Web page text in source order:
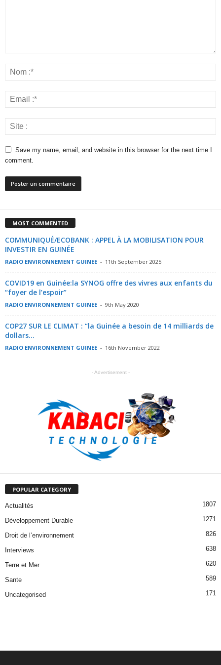
Save my name, email, and website in this browser for the next time I
comment.
MOST COMMENTED
COMMUNIQUÉ/ECOBANK : APPEL À LA MOBILISATION POUR
INVESTIR EN GUINÉE
RADIO ENVIRONNEMENT GUINEE - 11th September 2025
COVID19 en Guinée:la SYNOG offre des vivres aux enfants du
“foyer de l’espoir”
RADIO ENVIRONNEMENT GUINEE - 9th May 2020
COP27 SUR LE CLIMAT : “la Guinée a besoin de 14 milliards de
dollars...
RADIO ENVIRONNEMENT GUINEE - 16th November 2022
- Advertisement -
POPULAR CATEGORY
Actualités 1807
Développement Durable 1271
Droit de l’environnement 826
Interviews 638
Terre et Mer 620
Sante 589
Uncategorised 171